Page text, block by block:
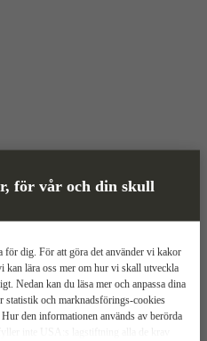
för vår och din skull
dig. För att göra det använder vi kakor
kan lära oss mer om hur vi skall utveckla
Nedan kan du läsa mer och anpassa dina
statistik och marknadsförings-cookies
den informationen används av berörda
inte USA:s lagstiftning alla de krav
stål